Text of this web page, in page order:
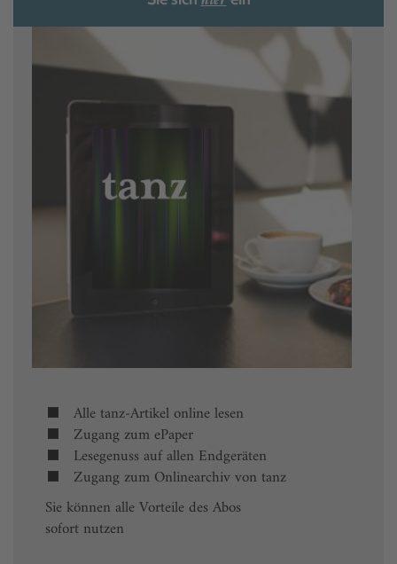
Alle tanz-Artikel online lesen
Zugang zum ePaper
Lesegenuss auf allen Endgeräten
Zugang zum Onlinearchiv von tanz
Sie können alle Vorteile des Abos
sofort nutzen